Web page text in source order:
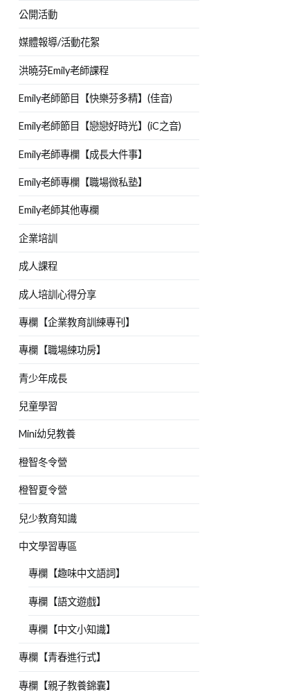
公開活動
媒體報導/活動花絮
洪曉芬Emily老師課程
Emily老師節目【快樂芬多精】(佳音)
Emily老師節目【戀戀好時光】(iC之音)
Emily老師專欄【成長大件事】
Emily老師專欄【職場微私塾】
Emily老師其他專欄
企業培訓
成人課程
成人培訓心得分享
專欄【企業教育訓練專刊】
專欄【職場練功房】
青少年成長
兒童學習
Mini幼兒教養
橙智冬令營
橙智夏令營
兒少教育知識
中文學習專區
專欄【趣味中文語詞】
專欄【語文遊戲】
專欄【中文小知識】
專欄【青春進行式】
專欄【親子教養錦囊】